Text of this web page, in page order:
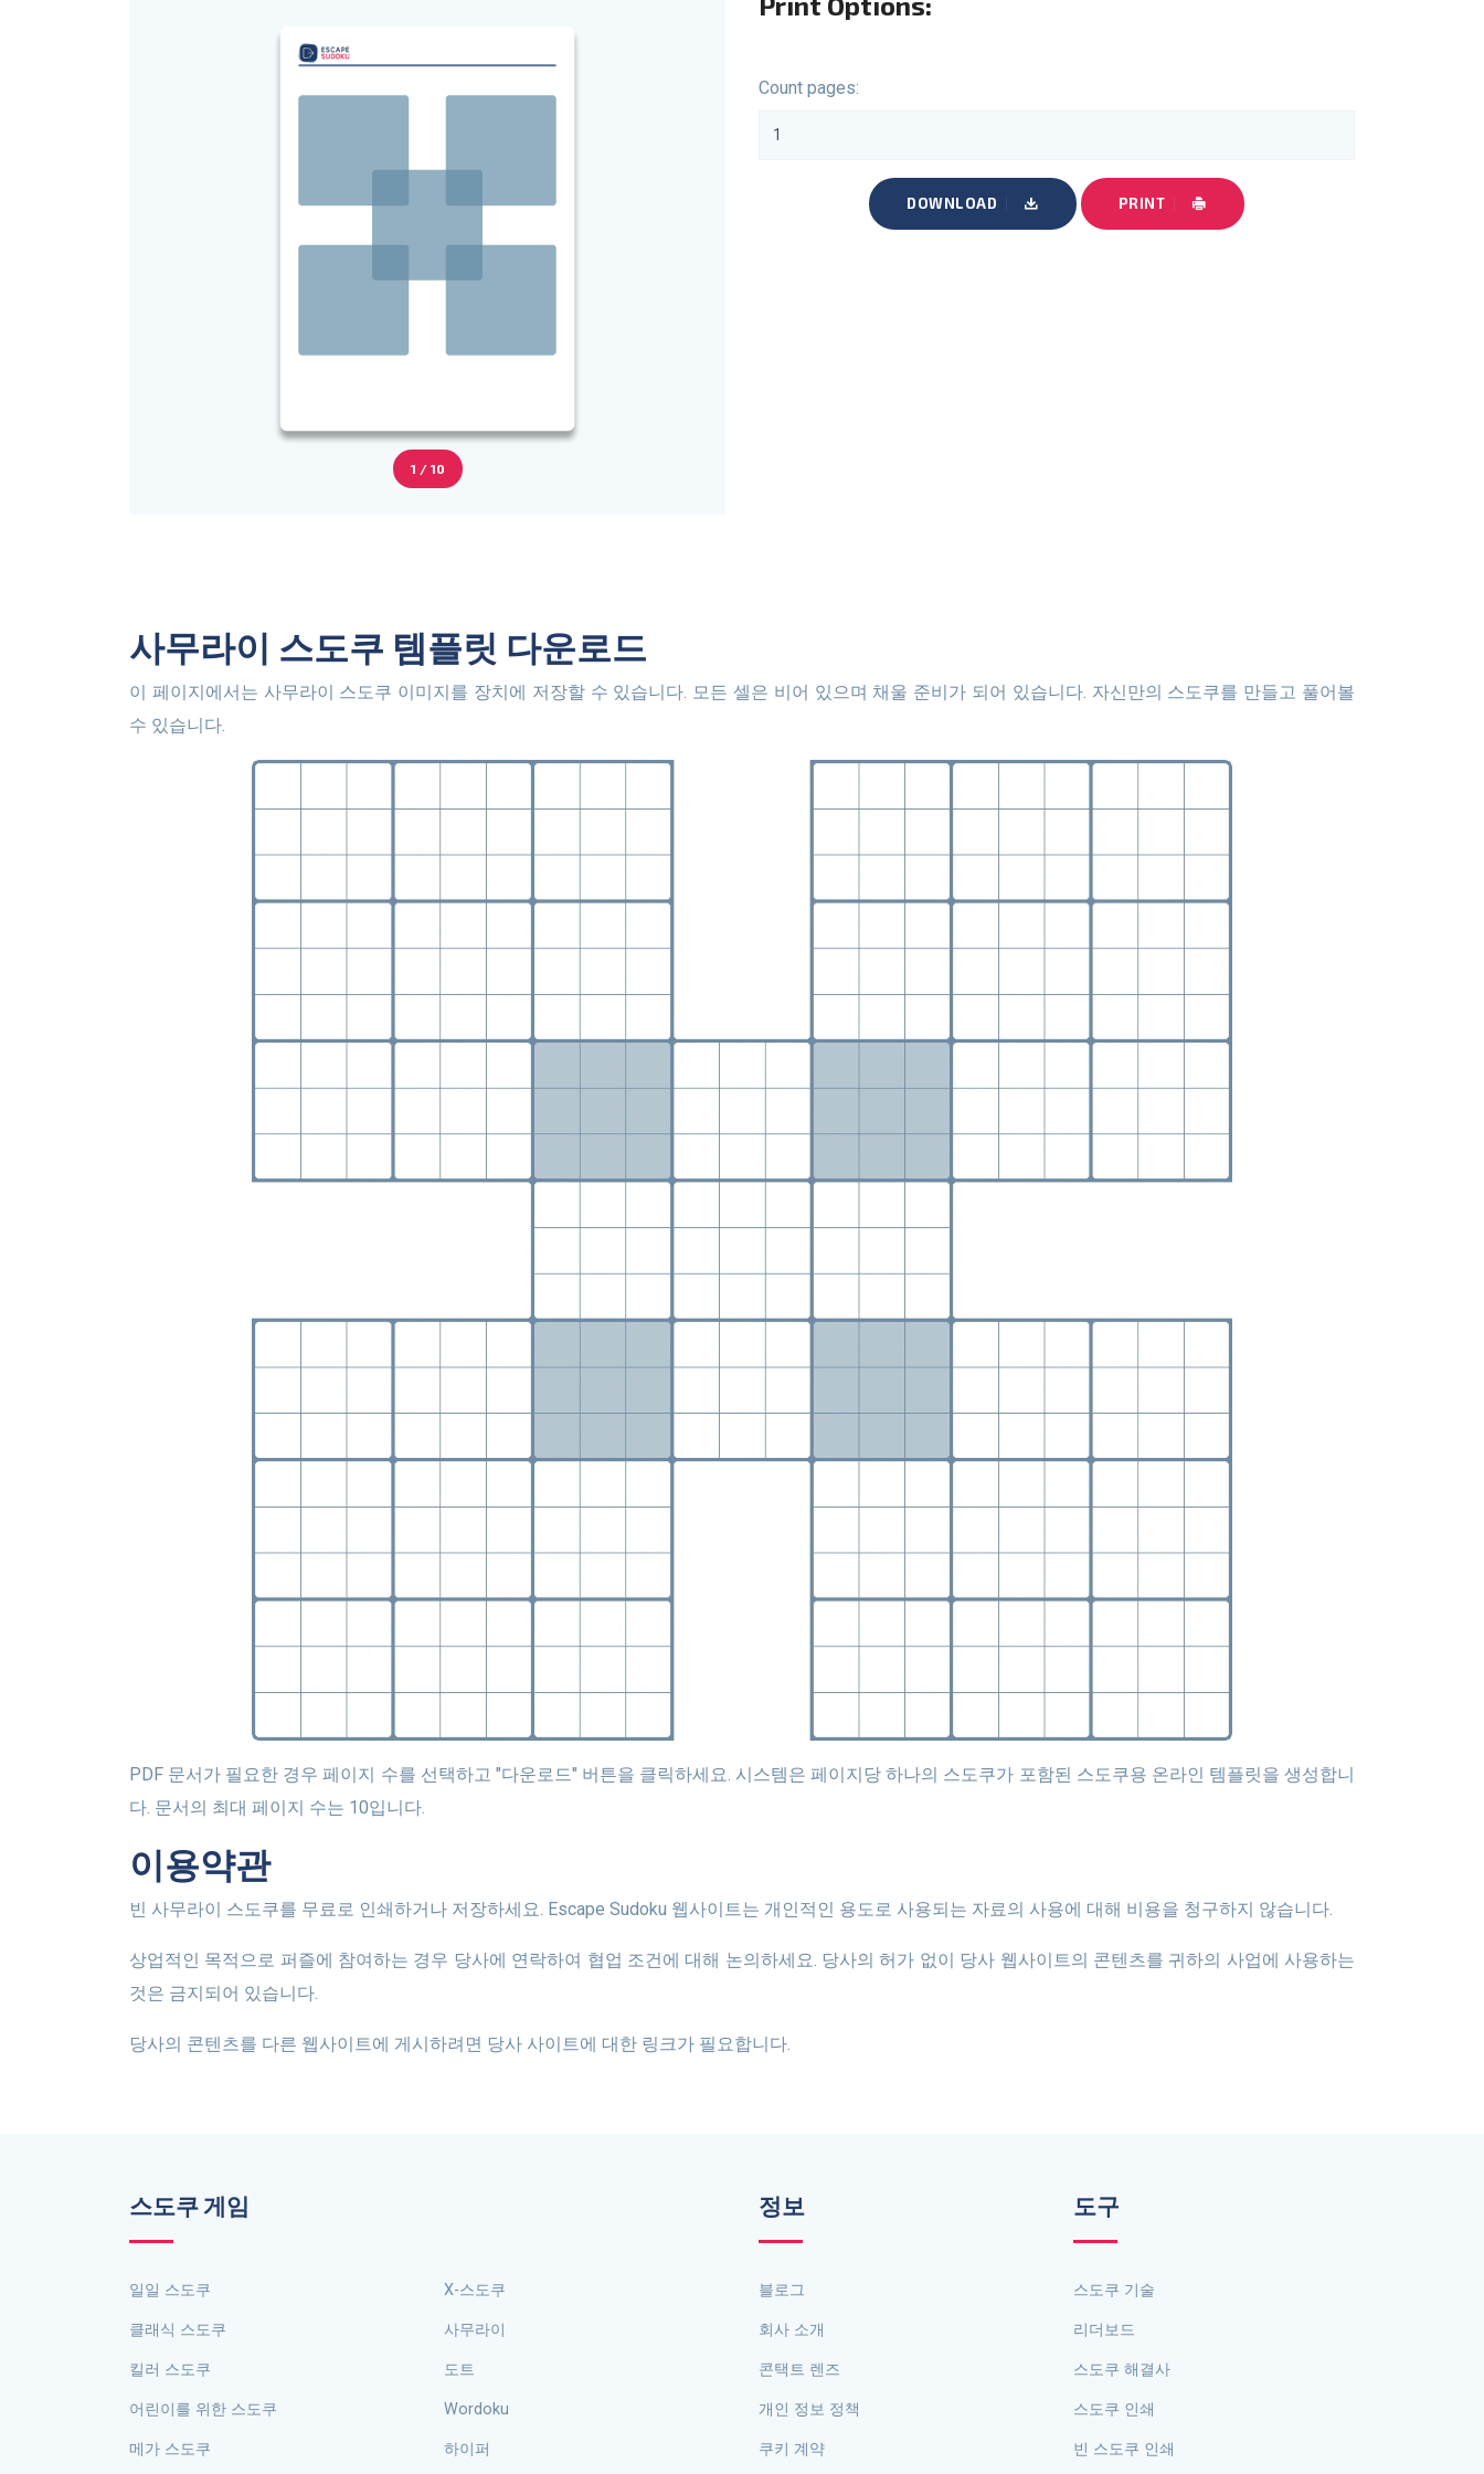
1 / 10
Count pages:
DOWNLOAD PRINT
사무라이 스도쿠 템플릿 다운로드
이 페이지에서는 사무라이 스도쿠 이미지를 장치에 저장할 수 있습니다. 모든 셀은 비어 있으며 채울 준비가 되어 있습니다. 자신만의 스도쿠를 만들고 풀어볼
수 있습니다.
PDF 문서가 필요한 경우 페이지 수를 선택하고 "다운로드" 버튼을 클릭하세요. 시스템은 페이지당 하나의 스도쿠가 포함된 스도쿠용 온라인 템플릿을 생성합니
다. 문서의 최대 페이지 수는 10입니다.
이용약관
빈 사무라이 스도쿠를 무료로 인쇄하거나 저장하세요. Escape Sudoku 웹사이트는 개인적인 용도로 사용되는 자료의 사용에 대해 비용을 청구하지 않습니다.
상업적인 목적으로 퍼즐에 참여하는 경우 당사에 연락하여 협업 조건에 대해 논의하세요. 당사의 허가 없이 당사 웹사이트의 콘텐츠를 귀하의 사업에 사용하는
것은 금지되어 있습니다.
당사의 콘텐츠를 다른 웹사이트에 게시하려면 당사 사이트에 대한 링크가 필요합니다.
스도쿠 게임
일일 스도쿠
클래식 스도쿠
킬러 스도쿠
어린이를 위한 스도쿠
메가 스도쿠
X-스도쿠
사무라이
도트
Wordoku
하이퍼
정보
블로그
회사 소개
콘택트 렌즈
개인 정보 정책
쿠키 계약
도구
스도쿠 기술
리더보드
스도쿠 해결사
스도쿠 인쇄
빈 스도쿠 인쇄